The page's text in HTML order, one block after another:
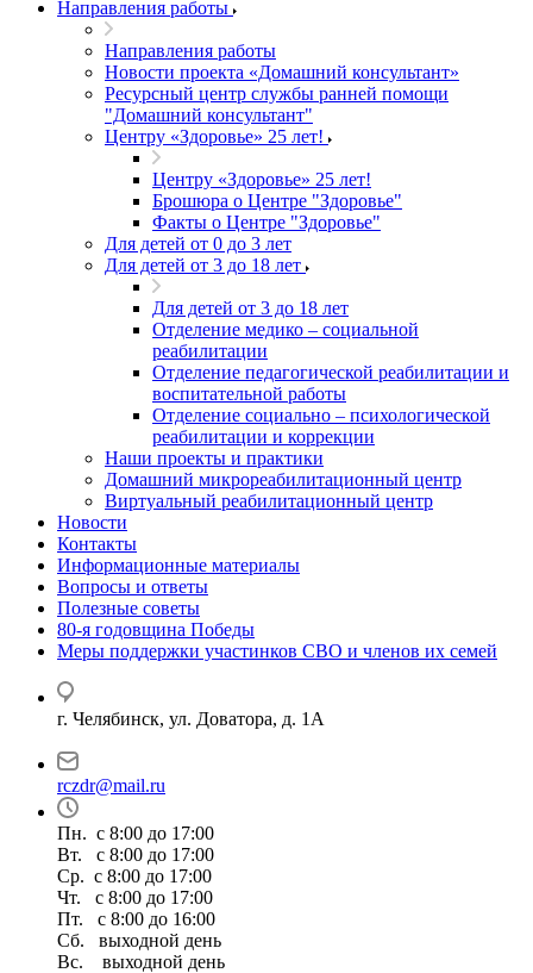
Направления работы
Направления работы
Новости проекта «Домашний консультант»
Ресурсный центр службы ранней помощи
"Домашний консультант"
Центру «Здоровье» 25 лет!
Центру «Здоровье» 25 лет!
Брошюра о Центре "Здоровье"
Факты о Центре "Здоровье"
Для детей от 0 до 3 лет
Для детей от 3 до 18 лет
Для детей от 3 до 18 лет
Отделение медико – социальной
реабилитации
Отделение педагогической реабилитации и
воспитательной работы
Отделение социально – психологической
реабилитации и коррекции
Наши проекты и практики
Домашний микрореабилитационный центр
Виртуальный реабилитационный центр
Новости
Контакты
Информационные материалы
Вопросы и ответы
Полезные советы
80-я годовщина Победы
Меры поддержки участинков СВО и членов их семей
г. Челябинск, ул. Доватора, д. 1А
rczdr@mail.ru
Пн. с 8:00 до 17:00
Вт. с 8:00 до 17:00
Ср. с 8:00 до 17:00
Чт. с 8:00 до 17:00
Пт. с 8:00 до 16:00
Сб. выходной день
Вс. выходной день